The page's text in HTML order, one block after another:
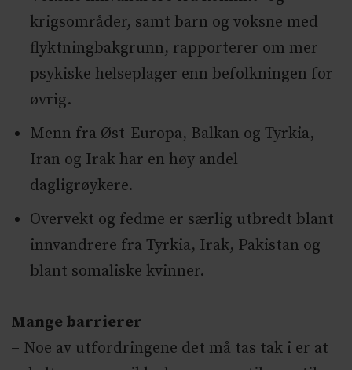
krigsområder, samt barn og voksne med
flyktningbakgrunn, rapporterer om mer
psykiske helseplager enn befolkningen for
øvrig.
Menn fra Øst-Europa, Balkan og Tyrkia,
Iran og Irak har en høy andel
dagligrøykere.
Overvekt og fedme er særlig utbredt blant
innvandrere fra Tyrkia, Irak, Pakistan og
blant somaliske kvinner.
Mange barrierer
– Noe av utfordringene det må tas tak i er at